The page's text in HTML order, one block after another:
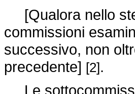
[Qualora nello
commissioni
successivo, non
precedente] [2].
Le